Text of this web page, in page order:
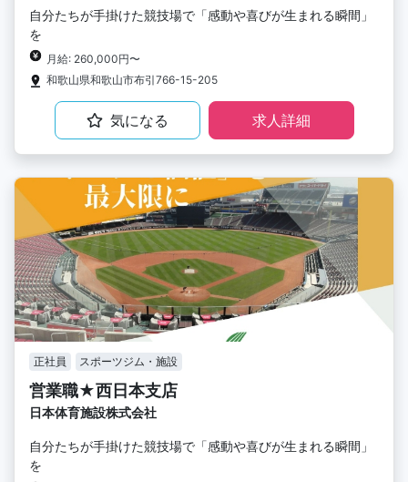
自分たちが手掛けた競技場で「感動や喜びが生まれる瞬間」
を
月給: 260,000円〜
和歌山県和歌山市布引766-15-205
気になる 求人詳細
正社員 スポーツジム・施設
営業職★西日本支店
日本体育施設株式会社
自分たちが手掛けた競技場で「感動や喜びが生まれる瞬間」
を